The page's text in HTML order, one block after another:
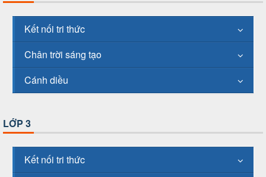
Kết nối tri thức
Chân trời sáng tạo
Cánh diều
LỚP 3
Kết nối tri thức